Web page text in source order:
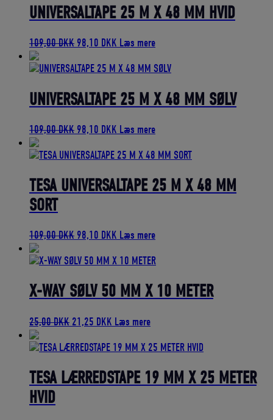
95,00 DKK.85,50 DKK.
UNIVERSALTAPE 25 M X 48 MM HVID
109,00DKK Den
pris
109,00 DKK.
98,10 DKK Den
pris
98,10 DKK.
Læs mere
UNIVERSALTAPE 25 M X 48 MM SØLV
109,00DKK Den
pris
109,00 DKK.
98,10 DKK Den
pris
98,10 DKK.
Læs mere
TESA UNIVERSALTAPE 25 M X 48 MM
SORT
109,00DKK Den
pris
109,00 DKK.
98,10 DKK Den
pris
98,10 DKK.
Læs mere
X-WAY SØLV 50 MM X 10 METER
25,00DKK Den
pris
25,00 DKK.
21,25 DKK Den
pris
21,25 DKK.
Læs mere
TESA LÆRREDSTAPE 19 MM X 25 METER
HVID